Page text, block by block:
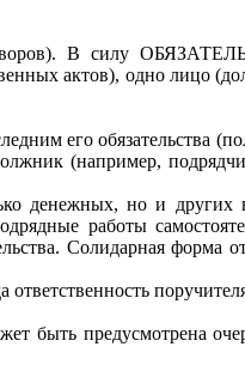
В силу
актов), одно лицо
его обязательства
(например,
денежных, но и других
работы
Солидарная форма
быть предусмотрена